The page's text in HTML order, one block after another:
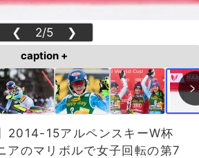
❮ 2/5 ❯
caption +
2014-15アルペンスキーW杯
アのマリボルで女子回転の第7